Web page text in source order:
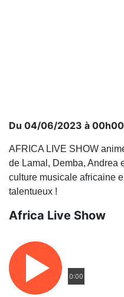
Du 04/06/2023 à 00h00
AFRICA LIVE SHOW
de Lamal, Demba, Andrea
culture musicale africaine
talentueux !
Africa Live Show
0:00